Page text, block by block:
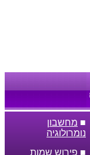
■ מחשבון
נומרולוגיה
■ פירוש שמות